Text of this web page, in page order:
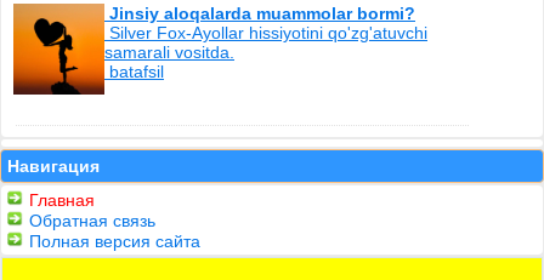
Jinsiy aloqalarda muammolar bormi?
Silver Fox-Ayollar hissiyotini qo'zg'atuvchi
samarali vositda.
batafsil
Навигация
Главная
Обратная связь
Полная версия сайта